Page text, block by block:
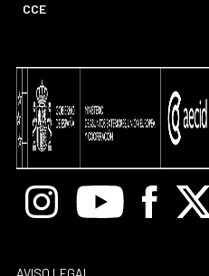
CCE
InstagramYoutube Facebook
X